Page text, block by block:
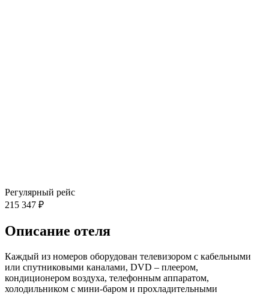
Регулярный рейс
215 347 ₽
Описание отеля
Каждый из номеров оборудован телевизором с кабельными
или спутниковыми каналами, DVD – плеером,
кондиционером воздуха, телефонным аппаратом,
холодильником с мини-баром и прохладительными